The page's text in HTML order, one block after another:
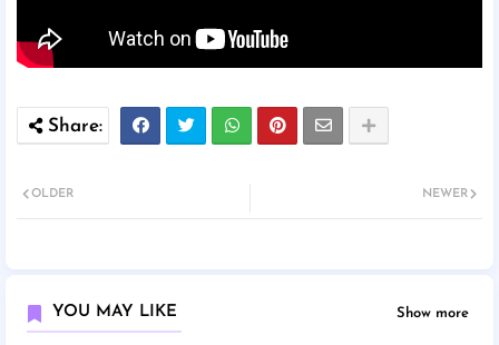
NEWER
OLDER
YOU MAY LIKE Show more